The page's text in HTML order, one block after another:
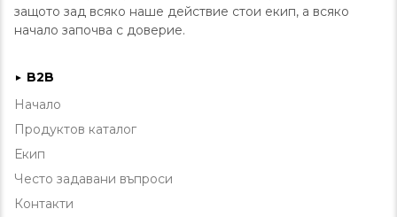
защото зад всяко наше действие стои екип, а всяко
начало започва с доверие.
► B2B
Начало
Продуктов каталог
Екип
Често задавани въпроси
Контакти